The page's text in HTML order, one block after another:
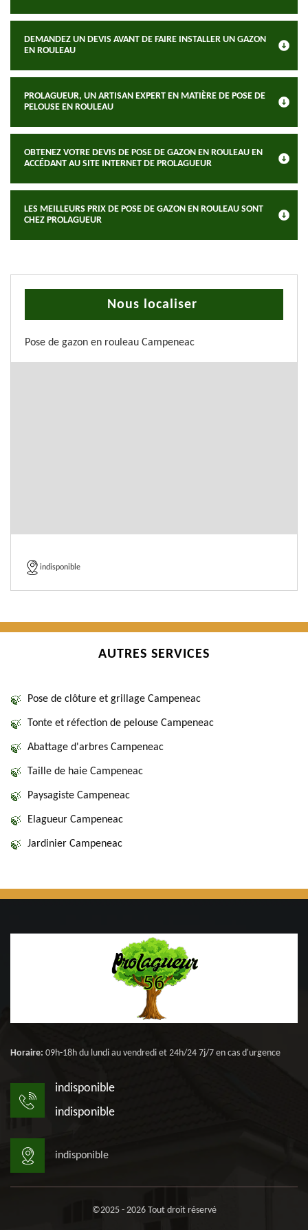
DEMANDEZ UN DEVIS AVANT DE FAIRE INSTALLER UN GAZON
EN ROULEAU
PROLAGUEUR, UN ARTISAN EXPERT EN MATIÈRE DE POSE DE
PELOUSE EN ROULEAU
OBTENEZ VOTRE DEVIS DE POSE DE GAZON EN ROULEAU EN
ACCÉDANT AU SITE INTERNET DE PROLAGUEUR
LES MEILLEURS PRIX DE POSE DE GAZON EN ROULEAU SONT
CHEZ PROLAGUEUR
Nous localiser
Pose de gazon en rouleau Campeneac
indisponible
AUTRES SERVICES
Pose de clôture et grillage Campeneac
Tonte et réfection de pelouse Campeneac
Abattage d'arbres Campeneac
Taille de haie Campeneac
Paysagiste Campeneac
Elagueur Campeneac
Jardinier Campeneac
Horaire: 09h-18h du lundi au vendredi et 24h/24 7j/7 en cas d'urgence
indisponible
indisponible
indisponible
©2025 - 2026 Tout droit réservé